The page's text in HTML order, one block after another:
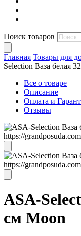
Поиск товаров
Главная Товары для
Selection Ваза белая
Все о товаре
Описание
Оплата и
Отзывы
ASA-
см Moon